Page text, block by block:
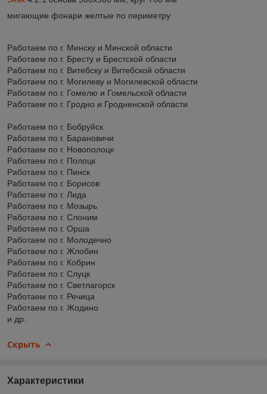
мигающие фонари желтые по периметру
Работаем по г. Минску и Минской области
Работаем по г. Бресту и Брестской области
Работаем по г. Витебску и Витебской области
Работаем по г. Могилеву и Могилевской области
Работаем по г. Гомелю и Гомельской области
Работаем по г. Гродно и Гродненской области
Работаем по г. Бобруйск
Работаем по г. Барановичи
Работаем по г. Новополоцк
Работаем по г. Полоцк
Работаем по г. Пинск
Работаем по г. Борисов
Работаем по г. Лида
Работаем по г. Мозырь
Работаем по г. Слоним
Работаем по г. Орша
Работаем по г. Молодечно
Работаем по г. Жлобин
Работаем по г. Кобрин
Работаем по г. Слуцк
Работаем по г. Светлагорск
Работаем по г. Речица
Работаем по г. Жодино
и др.
Скрыть
Характеристики